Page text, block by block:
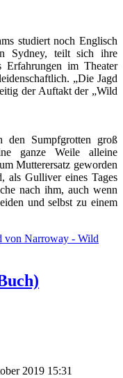
studiert noch Englisch
Sydney, teilt sich ihre
Erfahrungen im Theater
„Die Jagd
der Auftakt der „Wild
Sumpfgrotten groß
ganze Weile alleine
Mutterersatz geworden
als Gulliver eines Tages
nach ihm, auch wenn
und selbst zu einem
von Narroway - Wild
2019 15:31